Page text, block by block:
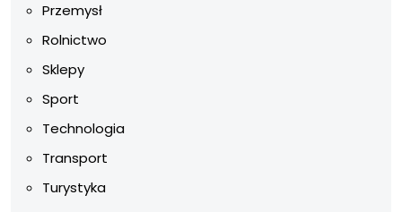
Przemysł
Rolnictwo
Sklepy
Sport
Technologia
Transport
Turystyka